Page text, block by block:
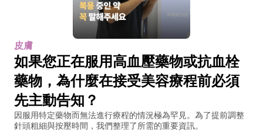
皮膚
如果您正在服用高血壓藥物或抗血栓
藥物，為什麼在接受美容療程前必須
先主動告知？
因服用特定藥物而無法進行療程的情況極為罕見。為了提前調整
針頭粗細與按壓時間，我們整理了所需的重要資訊。